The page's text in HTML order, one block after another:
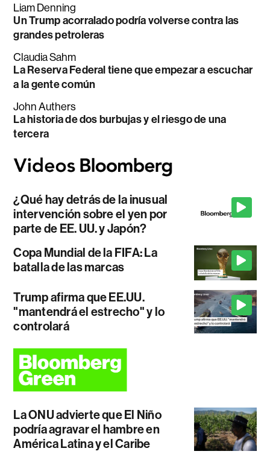
Liam Denning
Un Trump acorralado podría volverse contra las
grandes petroleras
Claudia Sahm
La Reserva Federal tiene que empezar a escuchar
a la gente común
John Authers
La historia de dos burbujas y el riesgo de una
tercera
¿Qué hay detrás de la inusual
intervención sobre el yen por
parte de EE. UU. y Japón?
Copa Mundial de la FIFA: La
batalla de las marcas
Trump afirma que EE.UU.
"mantendrá el estrecho" y lo
controlará
La ONU advierte que El Niño
podría agravar el hambre en
América Latina y el Caribe